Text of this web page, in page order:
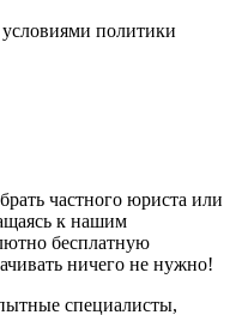
политики
частного юриста или
к нашим
бесплатную
ничего не нужно!
специалисты,